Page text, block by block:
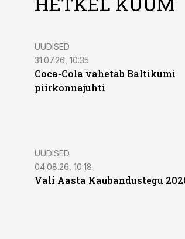
UUDISED
31.07.26, 10:35
Coca-Cola vahetab Baltikumi
piirkonnajuhti
UUDISED
04.08.26, 10:18
Vali Aasta Kaubandustegu